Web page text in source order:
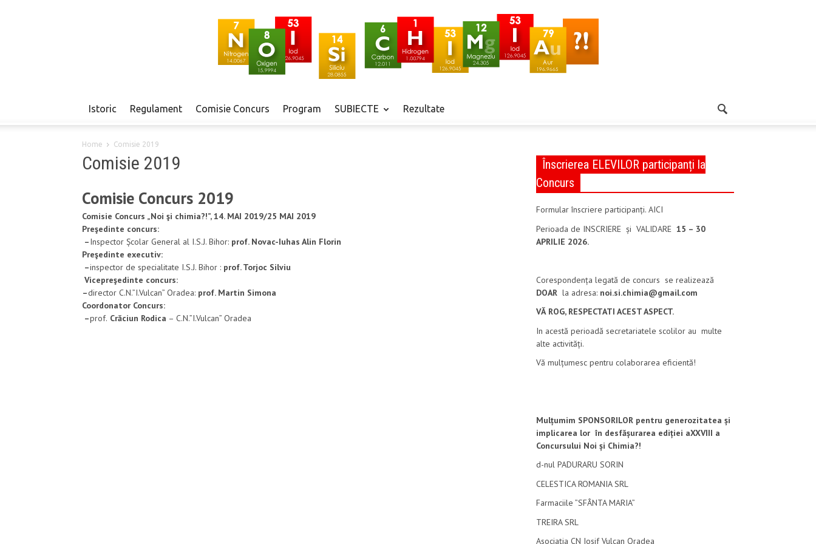
Istoric Regulament Comisie Concurs Program SUBIECTE Rezultate
Home Comisie 2019
Comisie 2019
Comisie Concurs 2019
Comisie Concurs „Noi şi chimia?!”, 14. MAI 2019/25 MAI 2019
Preşedinte concurs:
–Inspector Școlar General al I.S.J. Bihor: prof. Novac-Iuhas Alin Florin
Preşedinte executiv:
–inspector de specialitate I.S.J. Bihor : prof. Torjoc Silviu
Vicepreşedinte concurs:
–director C.N.”I.Vulcan” Oradea: prof. Martin Simona
Coordonator Concurs:
–prof. Crăciun Rodica – C.N.”I.Vulcan” Oradea
Înscrierea ELEVILOR participanți la
Concurs
Formular înscriere participanți. AICI
Perioada de INSCRIERE și VALIDARE15 – 30
APRILIE 2026.
Corespondența legată de concurs se realizează
DOAR la adresa: noi.si.chimia@gmail.com
VĂ ROG, RESPECTATI ACEST ASPECT.
In acestă perioadă secretariatele scolilor au multe
alte activități.
Vă mulțumesc pentru colaborarea eficientă!
Mulțumim SPONSORILOR pentru generozitatea și
implicarea lorîn desfășurarea ediției aXXVIII a
Concursului Noi și Chimia?!
d-nul PADURARU SORIN
CELESTICA ROMANIA SRL
Farmaciile ”SFÂNTA MARIA”
TREIRA SRL
Asociația CN Iosif Vulcan Oradea